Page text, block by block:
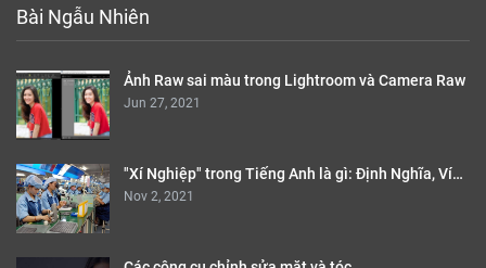
Bài Ngẫu Nhiên
Ảnh Raw sai màu trong Lightroom và Camera Raw
Jun 27, 2021
"Xí Nghiệp" trong Tiếng Anh là gì: Định Nghĩa, Ví…
Nov 2, 2021